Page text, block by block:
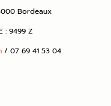
Bordeaux
: 9499 Z
/ 07 69 41 53 04